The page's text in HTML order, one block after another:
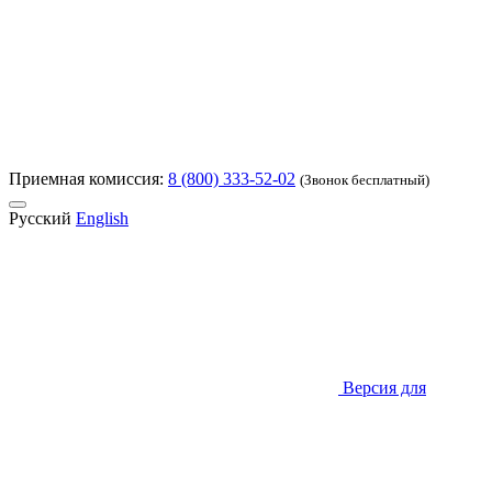
Приемная комиссия: 8 (800) 333-52-02 (Звонок бесплатный)
Русский English
Версия для